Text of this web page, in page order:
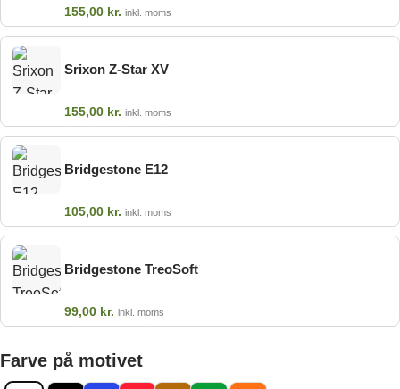
155,00 kr. inkl. moms
Srixon Z-Star XV
155,00 kr. inkl. moms
Bridgestone E12
105,00 kr. inkl. moms
Bridgestone TreoSoft
99,00 kr. inkl. moms
Farve på motivet